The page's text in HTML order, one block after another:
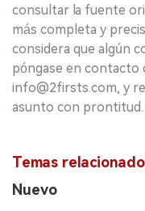
consultar la fuente
más completa y
considera que algún
póngase en
info@2firsts.com, y
asunto con prontitud.
Temas
Nuevo